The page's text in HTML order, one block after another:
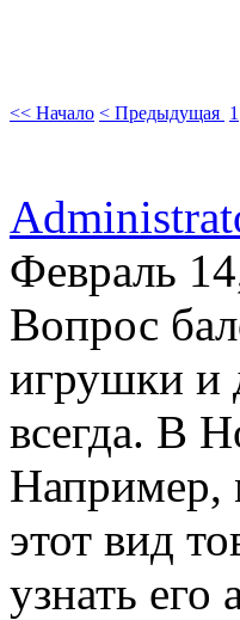
<< Начало < Предыдущая 1
Февраль
Вопрос
игрушки и
всегда. В
Например,
этот вид
узнать